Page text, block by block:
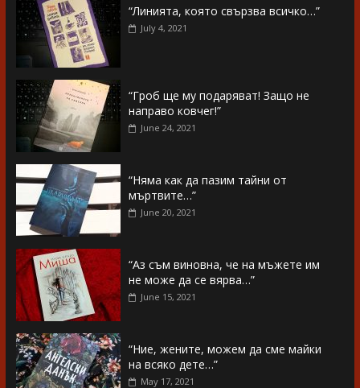
“Линията, която свързва всичко…”
July 4, 2021
“Гроб ще му подаряват! Защо не
направо ковчег!”
June 24, 2021
“Няма как да пазим тайни от
мъртвите…”
June 20, 2021
“Аз съм виновна, че на мъжете им
не може да се вярва…”
June 15, 2021
“Ние, жените, можем да сме майки
на всяко дете…”
May 17, 2021